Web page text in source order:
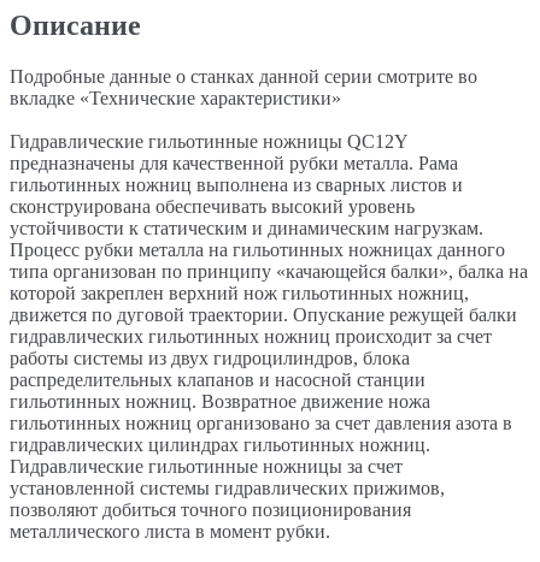
Описание
Подробные данные о станках данной серии смотрите во
вкладке «Технические характеристики»
Гидравлические гильотинные ножницы QC12Y
предназначены для качественной рубки металла. Рама
гильотинных ножниц выполнена из сварных листов и
сконструирована обеспечивать высокий уровень
устойчивости к статическим и динамическим нагрузкам.
Процесс рубки металла на гильотинных ножницах данного
типа организован по принципу «качающейся балки», балка на
которой закреплен верхний нож гильотинных ножниц,
движется по дуговой траектории. Опускание режущей балки
гидравлических гильотинных ножниц происходит за счет
работы системы из двух гидроцилиндров, блока
распределительных клапанов и насосной станции
гильотинных ножниц. Возвратное движение ножа
гильотинных ножниц организовано за счет давления азота в
гидравлических цилиндрах гильотинных ножниц.
Гидравлические гильотинные ножницы за счет
установленной системы гидравлических прижимов,
позволяют добиться точного позиционирования
металлического листа в момент рубки.